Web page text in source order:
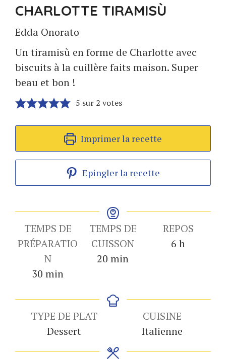
CHARLOTTE TIRAMISÙ
Edda Onorato
Un tiramisù en forme de Charlotte avec
biscuits à la cuillère faits maison. Super
beau et bon !
5 sur 2 votes
Imprimer la recette
Epingler la recette
TEMPS DE
PRÉPARATIO
N
30 minutes
min
TEMPS DE
CUISSON
20 minutes
min
REPOS
6 heures
h
TYPE DE PLAT
Dessert
CUISINE
Italienne